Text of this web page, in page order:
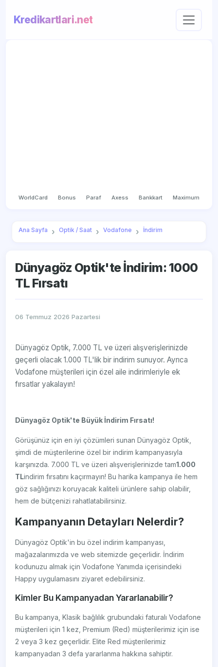
Kredikartlari.net
WorldCard Bonus Paraf Axess Bankkart Maximum
Ana Sayfa Optik / Saat Vodafone İndirim
Dünyagöz Optik'te İndirim: 1000
TL Fırsatı
06 Temmuz 2026 Pazartesi
Dünyagöz Optik, 7.000 TL ve üzeri alışverişlerinizde
geçerli olacak 1.000 TL'lik bir indirim sunuyor. Ayrıca
Vodafone müşterileri için özel aile indirimleriyle ek
fırsatlar yakalayın!
Dünyagöz Optik'te Büyük İndirim Fırsatı!
Görüşünüz için en iyi çözümleri sunan Dünyagöz Optik,
şimdi de müşterilerine özel bir indirim kampanyasıyla
karşınızda. 7.000 TL ve üzeri alışverişlerinizde tam1.000
TLindirim fırsatını kaçırmayın! Bu harika kampanya ile hem
göz sağlığınızı koruyacak kaliteli ürünlere sahip olabilir,
hem de bütçenizi rahatlatabilirsiniz.
Kampanyanın Detayları Nelerdir?
Dünyagöz Optik'in bu özel indirim kampanyası,
mağazalarımızda ve web sitemizde geçerlidir. İndirim
kodunuzu almak için Vodafone Yanımda içerisindeki
Happy uygulamasını ziyaret edebilirsiniz.
Kimler Bu Kampanyadan Yararlanabilir?
Bu kampanya, Klasik bağlılık grubundaki faturalı Vodafone
müşterileri için 1 kez, Premium (Red) müşterilerimiz için ise
2 veya 3 kez geçerlidir. Elite Red müşterilerimiz
kampanyadan 3 defa yararlanma hakkına sahiptir.